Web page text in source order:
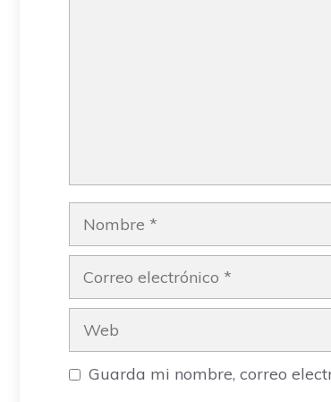
Nombre
Correo
electrónico
Web
Guarda mi nombre, correo